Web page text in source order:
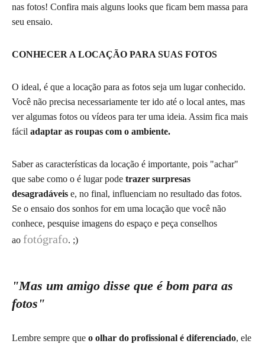
nas fotos! Confira mais alguns looks que ficam bem massa para
seu ensaio.
CONHECER A LOCAÇÃO PARA SUAS FOTOS
O ideal, é que a locação para as fotos seja um lugar conhecido.
Você não precisa necessariamente ter ido até o local antes, mas
ver algumas fotos ou vídeos para ter uma ideia. Assim fica mais
fácil adaptar as roupas com o ambiente.
Saber as características da locação é importante, pois "achar"
que sabe como o é lugar pode trazer surpresas
desagradáveis e, no final, influenciam no resultado das fotos.
Se o ensaio dos sonhos for em uma locação que você não
conhece, pesquise imagens do espaço e peça conselhos
ao fotógrafo. ;)
"Mas um amigo disse que é bom para as
fotos "
Lembre sempre que o olhar do profissional é diferenciado, ele